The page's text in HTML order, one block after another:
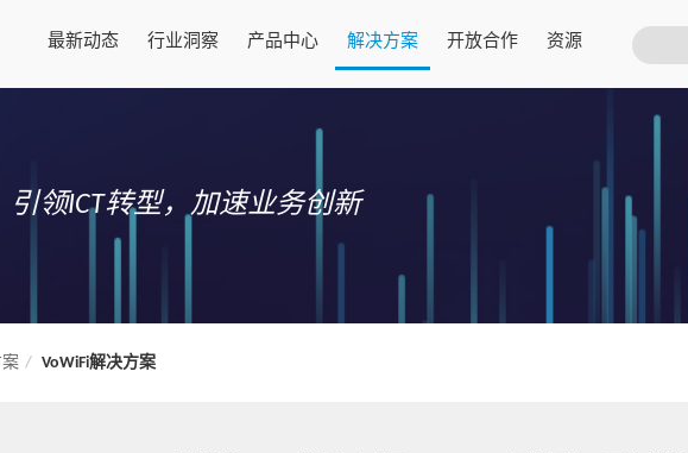
最新动态 行业洞察 产品中心 解决方案 开放合作 资源
引领ICT转型，加速业务创新
案 VoWiFi解决方案